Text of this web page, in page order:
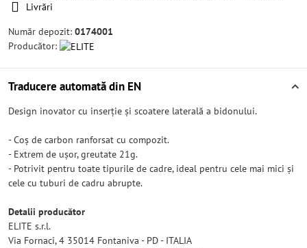
Livrări
Număr depozit: 0174001
Producător:
Traducere automată din EN
Design inovator cu inserție și scoatere laterală a bidonului.
- Coș de carbon ranforsat cu compozit.
- Extrem de ușor, greutate 21g.
- Potrivit pentru toate tipurile de cadre, ideal pentru cele mai mici și
cele cu tuburi de cadru abrupte.
Detalii producător
ELITE s.r.l.
Via Fornaci, 4 35014 Fontaniva - PD - ITALIA